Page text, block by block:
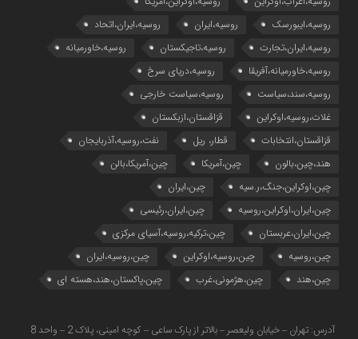
روسیه،ایبورسک
روسیه،ایران
روسیه،ایران،اتحاد
روسیه،ایران،تجارت
روسیه،تاجیکستان
روسیه،خاورمیانه
روسیه،خاورمیانه،آفریقا
روسیه،دریای سرخ
روسیه،سند،سیاست
روسیه،سیاست خارجی
غلات،روسیه،اوکراین
قزاقستان،ازبکستان
قزاقستان،انتخابات
قطار، ریل
نفت،روسیه،آذربایجان
هند،چین،بالون
چین،آمریکا
چین،آمریکا،بالن
چین،اوکراین،جنگ،ر.سیه
چین،ایران
چین،ایران،اوکراین،روسیه
چین،ایران،رئیسی
چین،ایران،عربستان
چین،ترکیه،روسیه،آسیای مرکزی
چین،روسیه
چین،روسیه،اوکراین
چین،روسیه،ایران
چین،هند
چین،هژمونی،غرب چین،پاکستان،هند،هسته ای